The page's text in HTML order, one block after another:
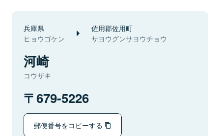
兵庫県
ヒョウゴケン
佐用郡佐用町
サヨウグンサヨウチョウ
河崎
コウザキ
679-5226
郵便番号をコピーする